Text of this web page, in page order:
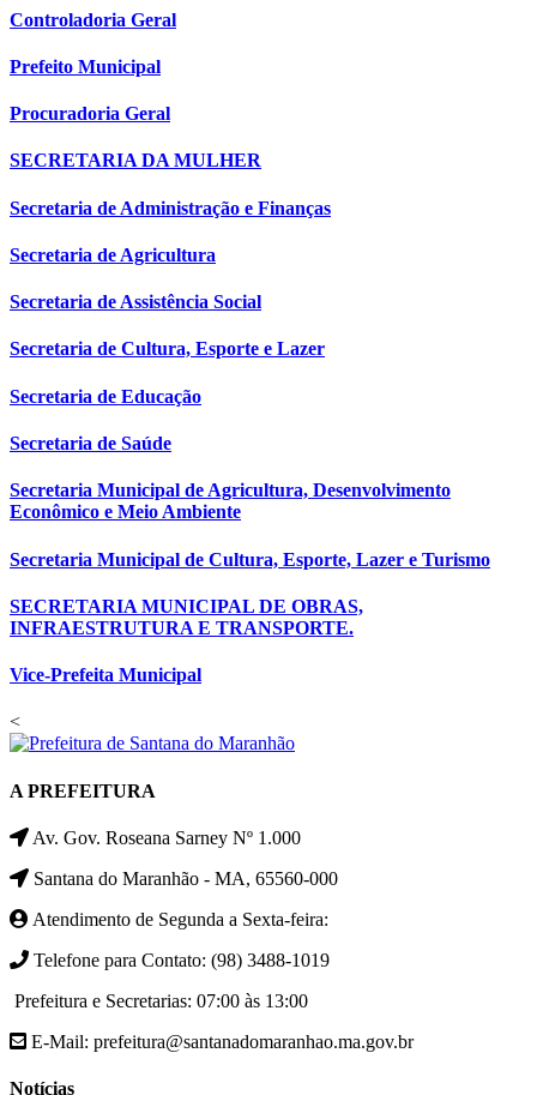
Controladoria Geral
Prefeito Municipal
Procuradoria Geral
SECRETARIA DA MULHER
Secretaria de Administração e Finanças
Secretaria de Agricultura
Secretaria de Assistência Social
Secretaria de Cultura, Esporte e Lazer
Secretaria de Educação
Secretaria de Saúde
Secretaria Municipal de Agricultura, Desenvolvimento
Econômico e Meio Ambiente
Secretaria Municipal de Cultura, Esporte, Lazer e Turismo
SECRETARIA MUNICIPAL DE OBRAS,
INFRAESTRUTURA E TRANSPORTE.
Vice-Prefeita Municipal
<
A PREFEITURA
Av. Gov. Roseana Sarney Nº 1.000
Santana do Maranhão - MA, 65560-000
Atendimento de Segunda a Sexta-feira:
Telefone para Contato: (98) 3488-1019
Prefeitura e Secretarias: 07:00 às 13:00
E-Mail: prefeitura@santanadomaranhao.ma.gov.br
Notícias